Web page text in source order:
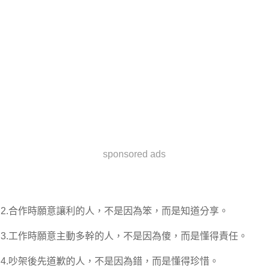
sponsored ads
2.合作時願意讓利的人，不是因為笨，而是知道分享。
3.工作時願意主動多幹的人，不是因為傻，而是懂得責任。
4.吵架後先道歉的人，不是因為錯，而是懂得珍惜。